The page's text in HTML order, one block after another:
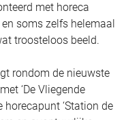
met horeca
soms zelfs helemaal
troosteloos beeld.
rondom de nieuwste
‘De Vliegende
horecapunt ‘Station de